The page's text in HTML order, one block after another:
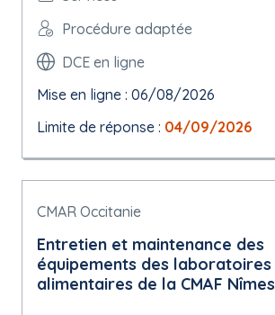
Procédure adaptée
DCE en ligne
Mise en ligne : 06/08/2026
Limite de réponse : 04/09/2026
CMAR Occitanie
Entretien et maintenance des
équipements des laboratoires
alimentaires de la CMAF Nîmes